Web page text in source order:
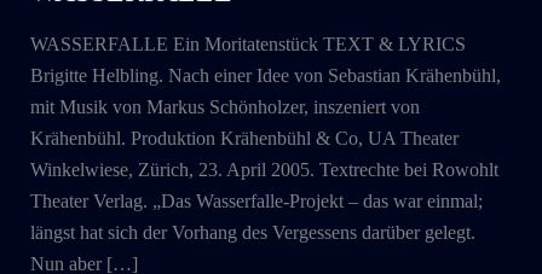
WASSERFALLE Ein Moritatenstück TEXT & LYRICS
Brigitte Helbling. Nach einer Idee von Sebastian Krähenbühl,
mit Musik von Markus Schönholzer, inszeniert von
Krähenbühl. Produktion Krähenbühl & Co, UA Theater
Winkelwiese, Zürich, 23. April 2005. Textrechte bei Rowohlt
Theater Verlag. „Das Wasserfalle-Projekt – das war einmal;
längst hat sich der Vorhang des Vergessens darüber gelegt.
Nun aber […]